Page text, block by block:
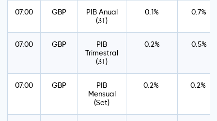
07:00 GBP
PIB Anual
(3T)
0.1% 0.7%
07:00 GBP
PIB
Trimestral
(3T)
0.2% 0.5%
07:00 GBP
PIB
Mensual
(Set)
0.2% 0.2%